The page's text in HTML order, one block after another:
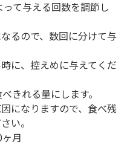
って与える回数を調節し
るので、数回に分けて与
に、控えめに与えてくだ
きれる量にします。
になりますので、食べ残
い。
月